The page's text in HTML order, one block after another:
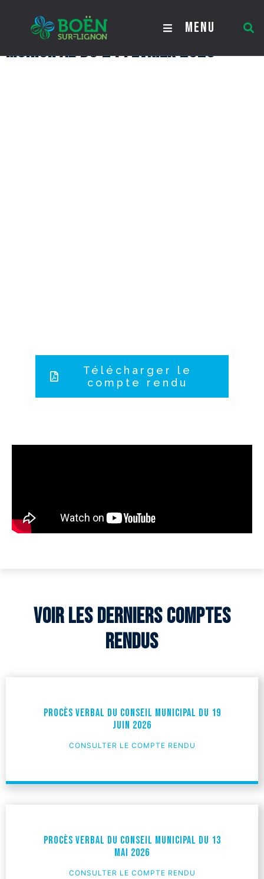
MENU
Procès verbal du Conseil
Municipal du 24 février 2025
Télécharger le
compte rendu
Voir les derniers comptes
rendus
Procès verbal du Conseil Municipal du 19
juin 2026
CONSULTER LE COMPTE RENDU
Procès verbal du Conseil Municipal du 13
mai 2026
CONSULTER LE COMPTE RENDU